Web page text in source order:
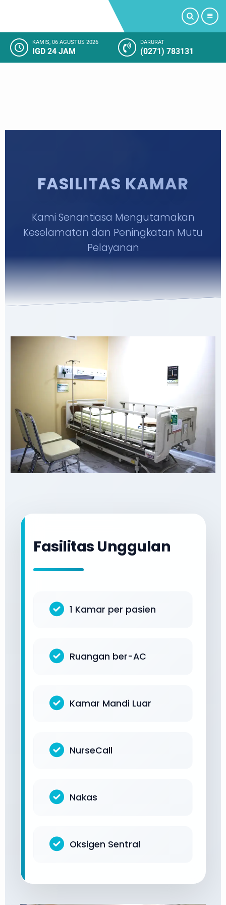
PROFIL
KESAN PELANGGAN
SOSIAL MEDIA
SARAN
KAMIS, 06 AGUSTUS 2026
IGD 24 JAM
DARURAT
(0271) 783131
FASILITAS KAMAR
Kami Senantiasa Mengutamakan
Keselamatan dan Peningkatan Mutu
Pelayanan
Fasilitas Unggulan
1 Kamar per pasien
Ruangan ber-AC
Kamar Mandi Luar
NurseCall
Nakas
Oksigen Sentral